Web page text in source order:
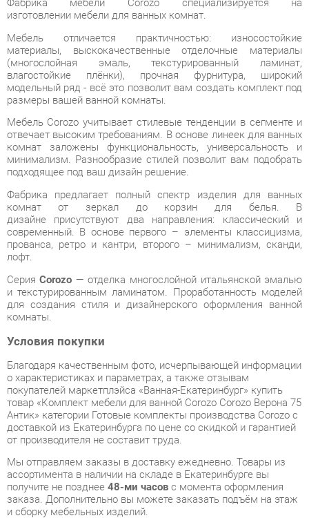
материалы, выскокачественные отделочные материалы
(многослойная эмаль, текстурированный ламинат,
влагостойкие плёнки), прочная фурнитура, широкий
модельный ряд - всё это позволит вам создать комплект под
размеры вашей ванной комнаты.
Мебель Corozo учитывает стилевые тенденции в сегменте и
отвечает высоким требованиям. В основе линеек для ванных
комнат заложены функциональность, универсальность и
подходящее под ваш дизайн решение.
Фабрика предлагает полный спектр изделия для ванных
комнат от зеркал до корзин для белья. В
дизайне присутствуют два направления: классический и
современный. В основе первого – элементы классицизма,
прованса, ретро и кантри, второго – минимализм, сканди,
лофт.
Серия Corozo— отделка многослойной итальянской эмалью
и текстурированным ламинатом. Проработанность моделей
для создания стиля и дизайнерского оформления ванной
комнаты.
Условия покупки
Благодаря качественным фото, исчерпывающей информации
о характеристиках и параметрах, а также отзывам
товар «Комплект мебели для ванной Corozo Corozo Верона 75
доставкой из Екатеринбурга по цене со скидкой и гарантией
от производителя не составит труда.
Мы отправляем заказы в доставку ежедневно. Товары из
ассортимента в наличии на складе в Екатеринбурге вы
получите не позднее48-ми часов с момента оформления
заказа. Дополнительно вы можете заказать подъём на этаж
Срок доставки в другие регионы, и для товаров, находящихся
на складах производителей, рассчитывается индивидуально.
Уточнить наличие, срок и стоимость доставки вы можете
через формуобратной связи.